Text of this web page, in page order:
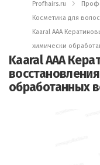
Profhairs.ru
Косметика для волос
Kaaral AAA
химически
Kaaral AAA
обработанных